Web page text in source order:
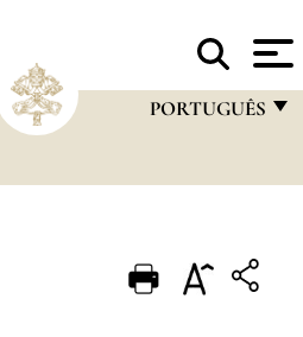
PORTUGUÊS
PORTUGUÊS